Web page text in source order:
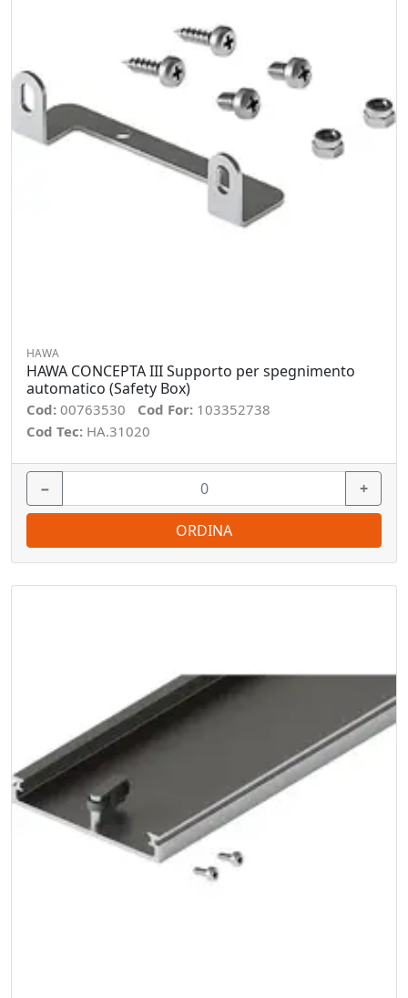
HAWA
HAWA CONCEPTA III Supporto per spegnimento
automatico (Safety Box)
Cod: 00763530 Cod For: 103352738
Cod Tec: HA.31020
− +
ORDINA